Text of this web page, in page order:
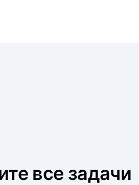
все задачи